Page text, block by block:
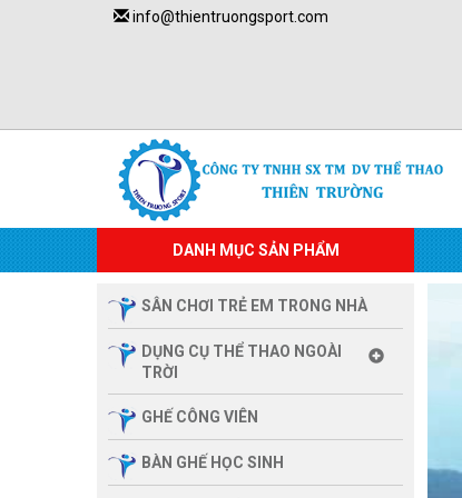
info@thientruongsport.com
DANH MỤC SẢN PHẨM
SÂN CHƠI TRẺ EM TRONG NHÀ
DỤNG CỤ THỂ THAO NGOÀI
TRỜI
GHẾ CÔNG VIÊN
BÀN GHẾ HỌC SINH